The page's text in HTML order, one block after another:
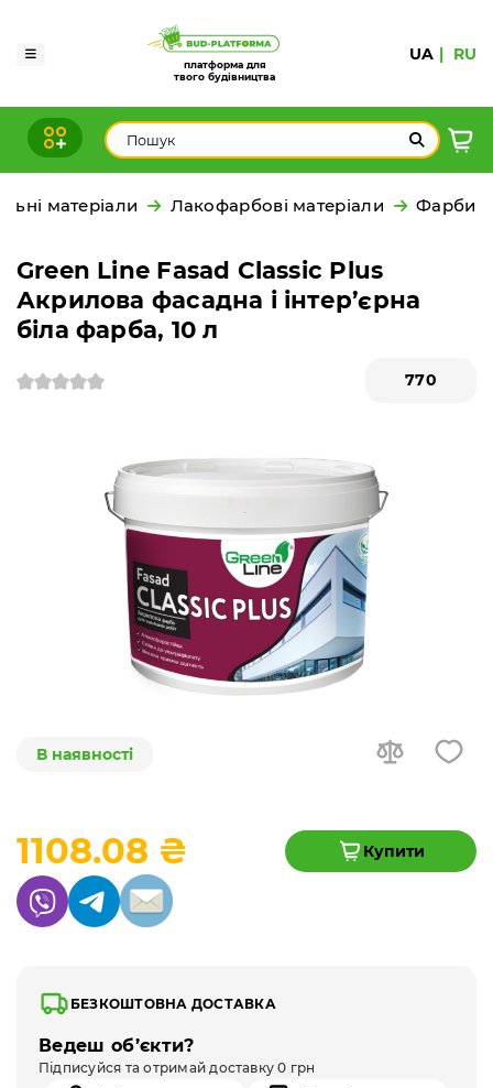
платформа для
твого будівництва
UA RU
матеріали Лакофарбові матеріали Фарби
Green Line Fasad Classic Plus
Акрилова фасадна і інтер’єрна
біла фарба, 10 л
770
В наявності
1108.08 ₴ Купити
БЕЗКОШТОВНА ДОСТАВКА
Ведеш об’єкти?
Підписуйся та отримай доставку 0 грн